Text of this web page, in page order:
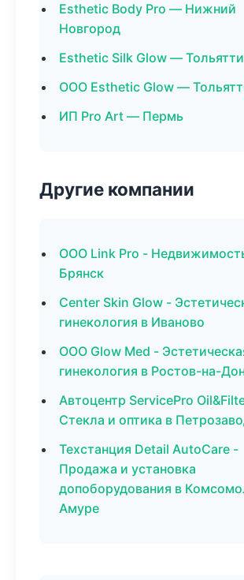
Esthetic Body Pro — Нижний
Новгород
Esthetic Silk Glow — Тольятти
ООО Esthetic Glow —
ИП Pro Art — Пермь
Другие компании
ООО Link Pro -
Брянск
Center Skin Glow -
гинекология в Иваново
ООО Glow Med -
гинекология в Ростов-на-
Автоцентр ServicePro
Стекла и оптика в
Техстанция Detail AutoCare -
Продажа и установка
допоборудования в
Амуре